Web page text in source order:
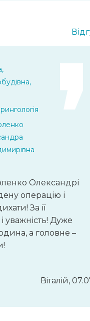
Олександрі
операцію і
За її
уважність! Дуже
а головне –
Вiталiй,